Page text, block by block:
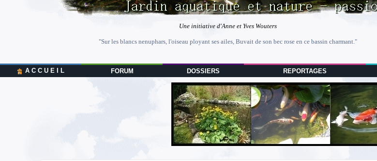
Une initiative d'Anne et Yves Wouters
"Sur les blancs nenuphars, l'oiseau ployant ses ailes, Buvait de son bec rose en ce bassin charmant."
A C C U E I L FORUM DOSSIERS REPORTAGES